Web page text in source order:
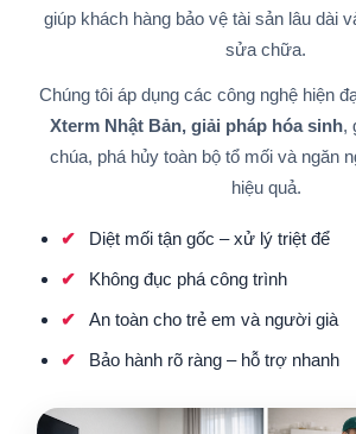
giúp khách hàng bảo vệ tài sản lâu dài
sửa chữa.
Chúng tôi áp dụng các công nghệ hiện
Xterm Nhật Bản, giải pháp hóa sinh,
chúa, phá hủy toàn bộ tổ mối và ngăn
hiệu quả.
Diệt mối tận gốc – xử lý triệt để
Không đục phá công trình
An toàn cho trẻ em và người già
Bảo hành rõ ràng – hỗ trợ nhanh